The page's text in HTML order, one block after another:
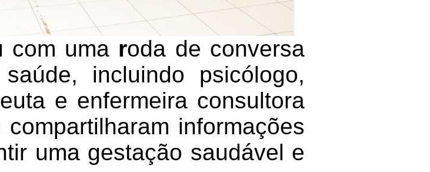
com uma roda de conversa
incluindo psicólogo,
e enfermeira consultora
informações
uma gestação saudável e